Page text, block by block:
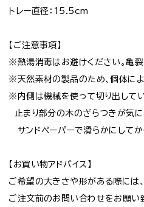
トレー直径：15.5cm
【ご注意事項】
※熱湯消毒はお避けください。亀裂
※天然素材の製品のため、個体に
※内側は機械を使って切り出してい
止まり部分の木のざらつきが気に
サンドペーパーで滑らかにしてか
【お買い物アドバイス】
ご希望の大きさや形がある際には、
ご注文前のお問い合わせをお願い